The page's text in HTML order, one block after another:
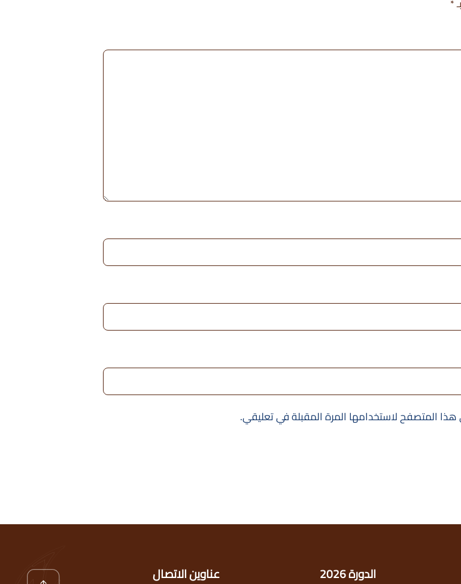
*
المتصفح لاستخدامها المرة المقبلة في تعليقي.
الدورة 2026 عناوين الاتصال